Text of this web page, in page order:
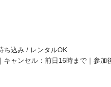
ち込み / レンタルOK
キャンセル：前日16時まで｜参